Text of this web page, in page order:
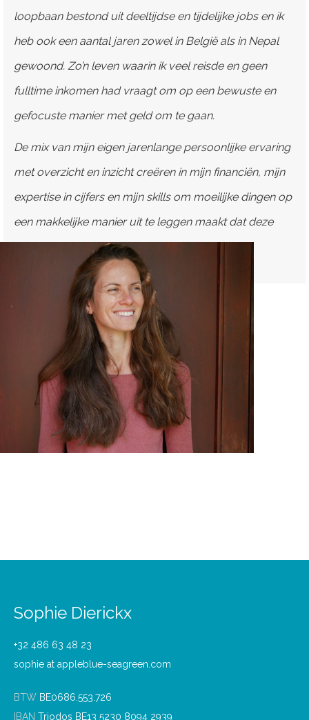
loopbaan bestond uit deeltijdse en tijdelijke jobs en ik
heb ook een aantal jaren zowel in België als in Nepal
gewoond. Zo’n leven waarin ik veel reisde en geen
fulltime inkomen had vraagt om op een bewuste en
gefocuste manier met geld om te gaan.
De mix van mijn eigen jarenlange persoonlijke ervaring
met overzicht en inzicht creëren in mijn financiën, mijn
expertise in cijfers en mijn skills om moeilijke dingen op
een makkelijke manier uit te leggen maakt dat deze
cursus goed onderbouwd is.
Sophie Dierickx
+32 486 63 48 23
sophie at appleblue-seagreen.com
BTW BE0686.553.726
IBAN Triodos BE13 5230 8094 2939